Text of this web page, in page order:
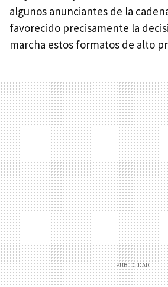
algunos anunciantes de la
favorecido precisamente la
marcha estos formatos de alto